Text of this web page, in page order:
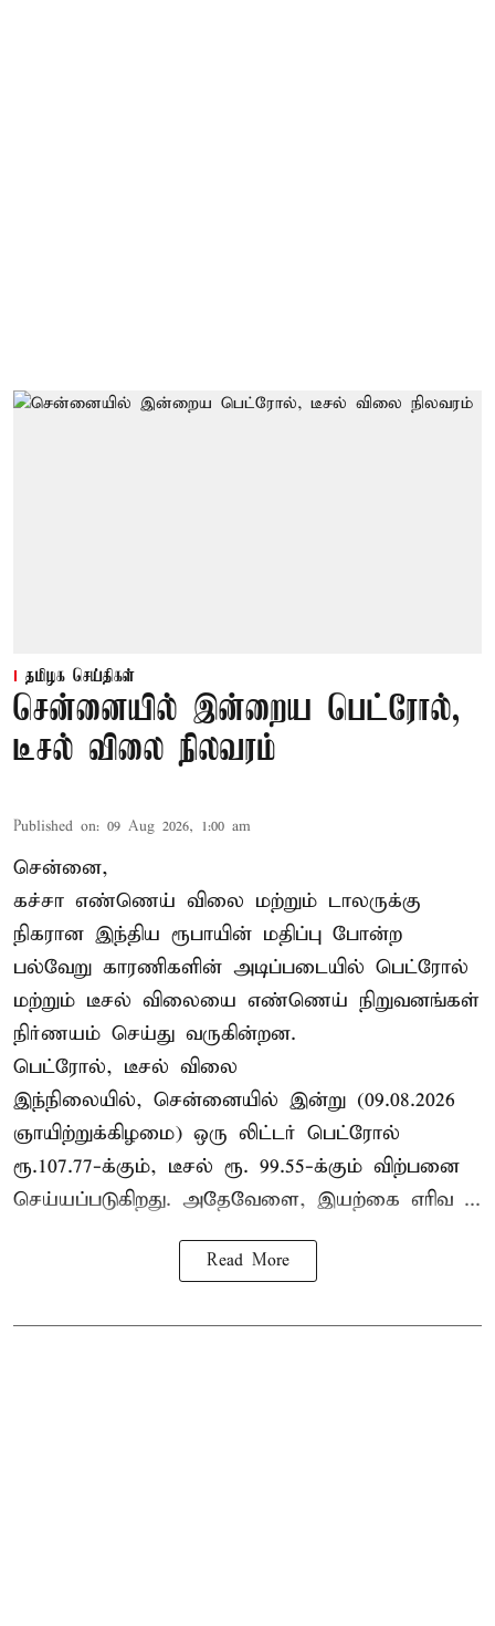
தமிழக செய்திகள்
சென்னையில் இன்றைய பெட்ரோல்,
டீசல் விலை நிலவரம்
Published on: 09 Aug 2026, 1:00 am
சென்னை,
கச்சா எண்ணெய் விலை மற்றும் டாலருக்கு
நிகரான இந்திய ரூபாயின் மதிப்பு போன்ற
பல்வேறு காரணிகளின் அடிப்படையில் பெட்ரோல்
மற்றும் டீசல் விலையை எண்ணெய் நிறுவனங்கள்
நிர்ணயம் செய்து வருகின்றன.
பெட்ரோல், டீசல் விலை
இந்நிலையில், சென்னையில் இன்று (09.08.2026
ஞாயிற்றுக்கிழமை) ஒரு லிட்டர் பெட்ரோல்
ரூ.107.77-க்கும், டீசல் ரூ. 99.55-க்கும் விற்பனை
செய்யப்படுகிறது. அதேவேளை, இயற்கை எரிவ ...
Read More